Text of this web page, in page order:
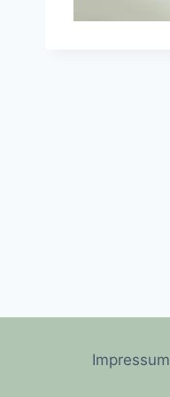
Impressum